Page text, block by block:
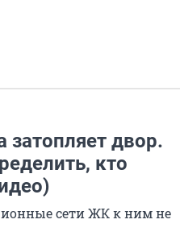
двор.
кто
сети ЖК к ним не